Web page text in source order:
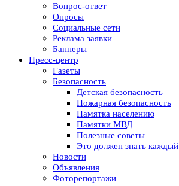
Вопрос-ответ
Опросы
Социальные сети
Реклама заявки
Баннеры
Пресс-центр
Газеты
Безопасность
Детская безопасность
Пожарная безопасность
Памятка населению
Памятки МВД
Полезные советы
Это должен знать каждый
Новости
Объявления
Фоторепортажи